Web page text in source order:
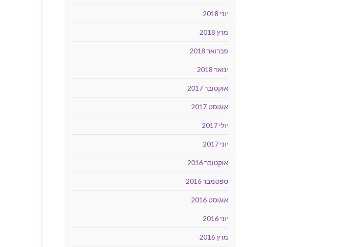
יוני 2018
מרץ 2018
פברואר 2018
ינואר 2018
אוקטובר 2017
אוגוסט 2017
יולי 2017
יוני 2017
אוקטובר 2016
ספטמבר 2016
אוגוסט 2016
יוני 2016
מרץ 2016